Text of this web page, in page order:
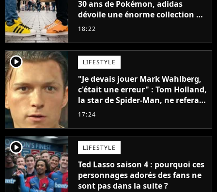
30 ans de Pokémon, adidas
dévoile une énorme collection de
sneakers et je ne sais pas quoi en
18:22
player2 LIFESTYLE
"Je devais jouer Mark Wahlberg,
c'était une erreur" : Tom Holland,
la star de Spider-Man, ne referait
pas ce blockbuster
17:24
player2 LIFESTYLE
Ted Lasso saison 4 : pourquoi ces
personnages adorés des fans ne
sont pas dans la suite ?